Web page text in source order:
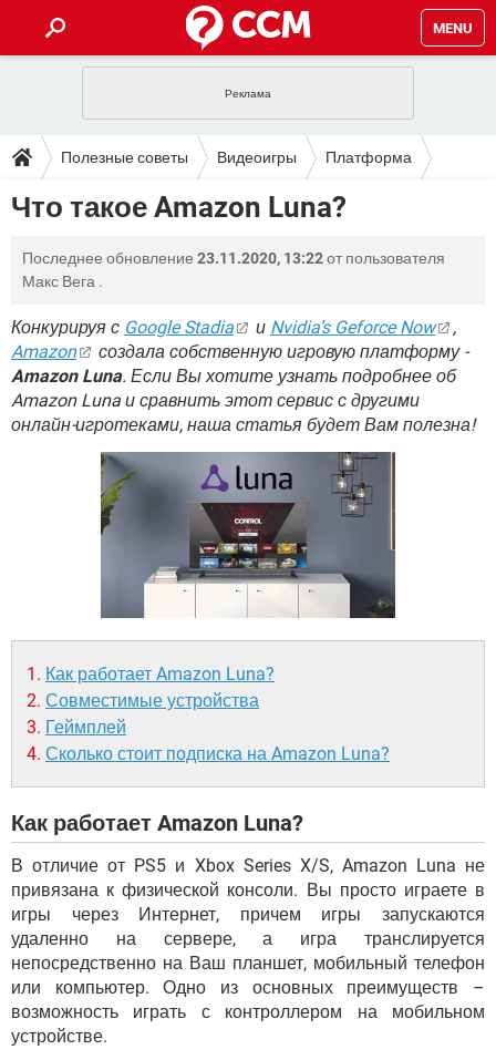
MENU
INSTAGRAM FACEBOOK
ИГРЫ WINDOWS 10
GOOGLE
ПОЛЕЗНЫЕ СОВЕТЫ
TIKTOK TELEGRAM
WHATSAPP INSTAGRAM
FACEBOOK ИГРЫ
ВИДЕО GOOGLE
YANDEX
ЗАГРУЗКИ
WHATSAPP
WINDOWS 10 ВКОНТАКТЕ
GOOGLE
YANDEX
ФОРУМ
WHATSAPP INSTAGRAM
FACEBOOK ИГРЫ
WINDOWS 10 ВКОНТАКТЕ
TIKTOK TELEGRAM
WHATSAPP INSTAGRAM
FACEBOOK ИГРЫ
WINDOWS 10
GOOGLE
Полезные советы Видеоигры Платформа
Что такое Amazon Luna?
Последнее обновление 23.11.2020, 13:22от пользователя
Макс Вега .
Конкурируя с Google Stadia и Nvidia’s Geforce Now
,
Amazon
создала собственную игровую платформу -
Amazon Luna. Если Вы хотите узнать подробнее об
Amazon Luna и сравнить этот сервис с другими
онлайн-игротеками, наша статья будет Вам полезна!
Как работает Amazon Luna?
Совместимые устройства
Геймплей
Сколько стоит подписка на Amazon Luna?
Как работает Amazon Luna?
В отличие от PS5 и Xbox Series X/S, Amazon Luna не
привязана к физической консоли. Вы просто играете в
игры через Интернет, причем игры запускаются
удаленно на сервере, а игра транслируется
непосредственно на Ваш планшет, мобильный телефон
или компьютер. Одно из основных преимуществ –
возможность играть с контроллером на мобильном
устройстве.